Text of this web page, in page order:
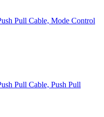
Pull Cable, Mode Control
Pull Cable, Push Pull